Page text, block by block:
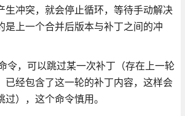
生冲突，就会停止循环，等待手动解决
是上一个合并后版本与补丁之间的冲
，可以跳过某一次补丁（存在上一轮
已经包含了这一轮的补丁内容，这样会
），这个命令慎用。